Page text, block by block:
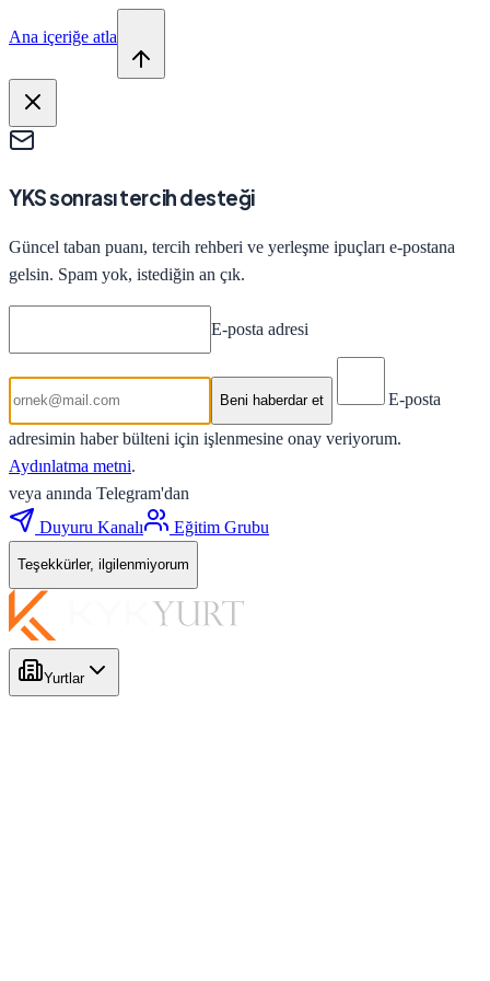
Ana içeriğe atla
YKS sonrası tercih desteği
Güncel taban puanı, tercih rehberi ve yerleşme ipuçları e-postana
gelsin. Spam yok, istediğin an çık.
E-posta adresi
Beni haberdar et E-posta
adresimin haber bülteni için işlenmesine onay veriyorum.
Aydınlatma metni.
veya anında Telegram'dan
Duyuru Kanalı
Eğitim Grubu
Teşekkürler, ilgilenmiyorum
Yurtlar